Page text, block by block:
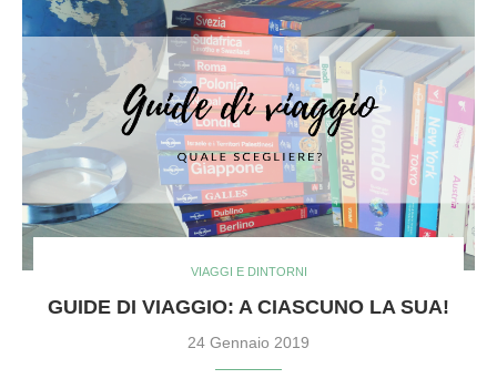
VIAGGI E DINTORNI
GUIDE DI VIAGGIO: A CIASCUNO LA SUA!
24 Gennaio 2019